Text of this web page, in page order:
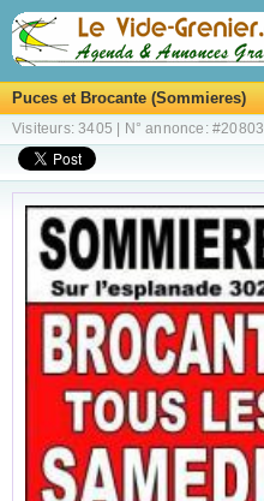
Puces et Brocante (Sommieres)
Visiteurs: 3405 | N° annonce: #20803